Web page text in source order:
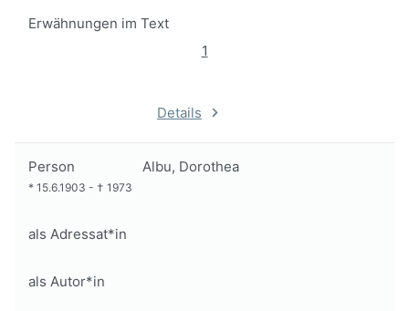
Erwähnungen im Text
1
Details
Person Albu, Dorothea
* 15.6.1903 - † 1973
als Adressat*in
als Autor*in